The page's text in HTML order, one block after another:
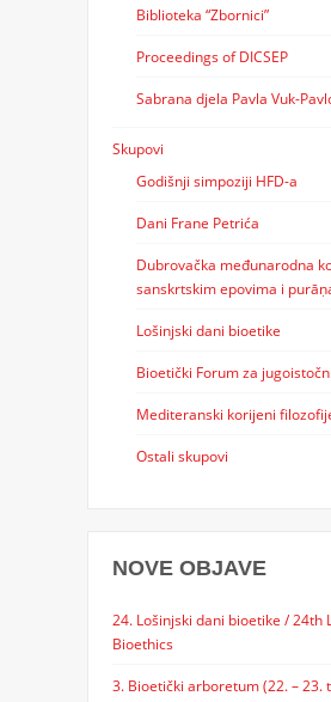
Biblioteka “Zbornici”
Proceedings of DICSEP
Sabrana djela Pavla Vuk-
Skupovi
Godišnji simpoziji HFD-a
Dani Frane Petrića
Dubrovačka međunarodna
sanskrtskim epovima i
Lošinjski dani bioetike
Bioetički Forum za
Mediteranski korijeni
Ostali skupovi
NOVE OBJAVE
24. Lošinjski dani bioetike / 24th
Bioethics
3. Bioetički arboretum (22. – 23.